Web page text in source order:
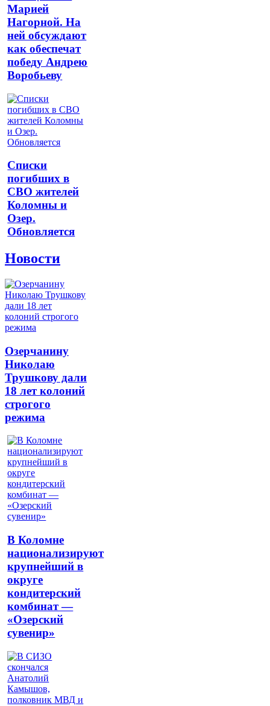
Марией
Нагорной. На
ней обсуждают
как обеспечат
победу Андрею
Воробьеву
Списки
погибших в
СВО жителей
Коломны и
Озер.
Обновляется
Новости
Озерчанину
Николаю
Трушкову дали
18 лет колоний
строгого
режима
В Коломне
национализируют
крупнейший в
округе
кондитерский
комбинат —
«Озерский
сувенир»